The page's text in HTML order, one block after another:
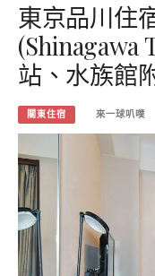
來一球叭
分享日本自助部落格
東京品川住
(Shinagawa
站、水族館
關東住宿 來一球叭噗